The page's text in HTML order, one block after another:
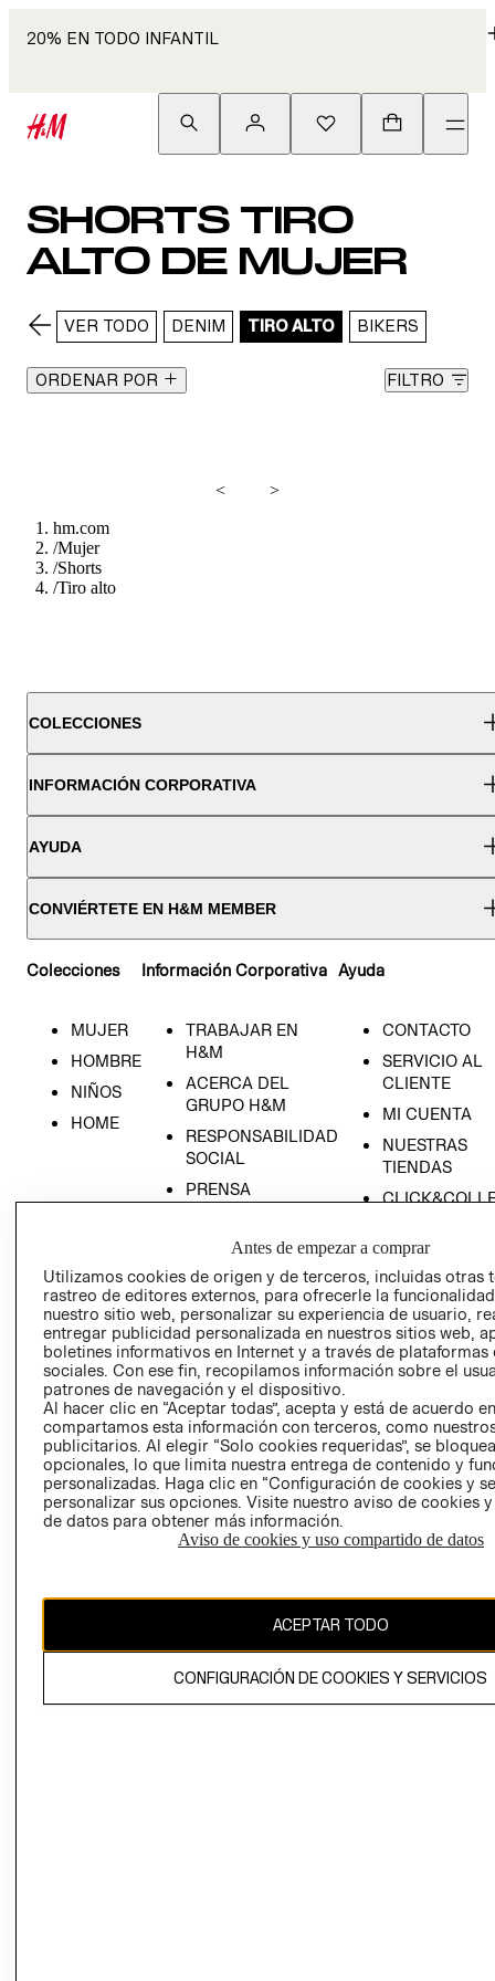
20% EN TODO INFANTIL
SHORTS TIRO
ALTO DE MUJER
VER TODO DENIM TIRO ALTO BIKERS
ORDENAR POR FILTRO
<
>
hm.com
/Mujer
/Shorts
/Tiro alto
COLECCIONES
INFORMACIÓN CORPORATIVA
AYUDA
CONVIÉRTETE EN H&M MEMBER
Colecciones
MUJER
HOMBRE
NIÑOS
HOME
Información Corporativa
TRABAJAR EN
H&M
ACERCA DEL
GRUPO H&M
RESPONSABILIDAD
SOCIAL
PRENSA
INVERSIONISTAS
POLÍTICA
EMPRESARIAL
Ayuda
CONTACTO
SERVICIO AL
CLIENTE
MI CUENTA
NUESTRAS
TIENDAS
TIENDA
TÉRMINOS Y
CONDICIONES
AVISO DE
PRIVACIDAD
GIFT CARD
AVISO DE
COOKIES
Antes de empezar a comprar
Utilizamos cookies de origen y de terceros, incluidas otras
rastreo de editores externos, para ofrecerle la
nuestro sitio web, personalizar su experiencia de usuario,
entregar publicidad personalizada en nuestros sitios web,
boletines informativos en Internet y a través de plataformas
sociales. Con ese fin, recopilamos información sobre el
patrones de navegación y el dispositivo.
Al hacer clic en “Aceptar todas”, acepta y está de acuerdo
compartamos esta información con terceros, como
publicitarios. Al elegir “Solo cookies requeridas”, se
opcionales, lo que limita nuestra entrega de contenido y
personalizadas. Haga clic en “Configuración de cookies y
personalizar sus opciones. Visite nuestro aviso de cookies
de datos para obtener más información.
Aviso de cookies y uso compartido de datos
ACEPTAR TODO
CONFIGURACIÓN DE COOKIES Y SERVICIOS